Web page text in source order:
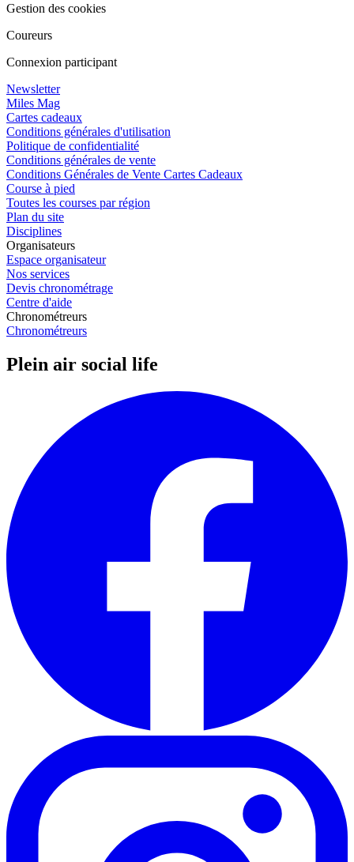
Gestion des cookies
Coureurs
Connexion participant
Newsletter
Miles Mag
Cartes cadeaux
Conditions générales d'utilisation
Politique de confidentialité
Conditions générales de vente
Conditions Générales de Vente Cartes Cadeaux
Course à pied
Toutes les courses par région
Plan du site
Disciplines
Organisateurs
Espace organisateur
Nos services
Devis chronométrage
Centre d'aide
Chronométreurs
Chronométreurs
Plein air social life